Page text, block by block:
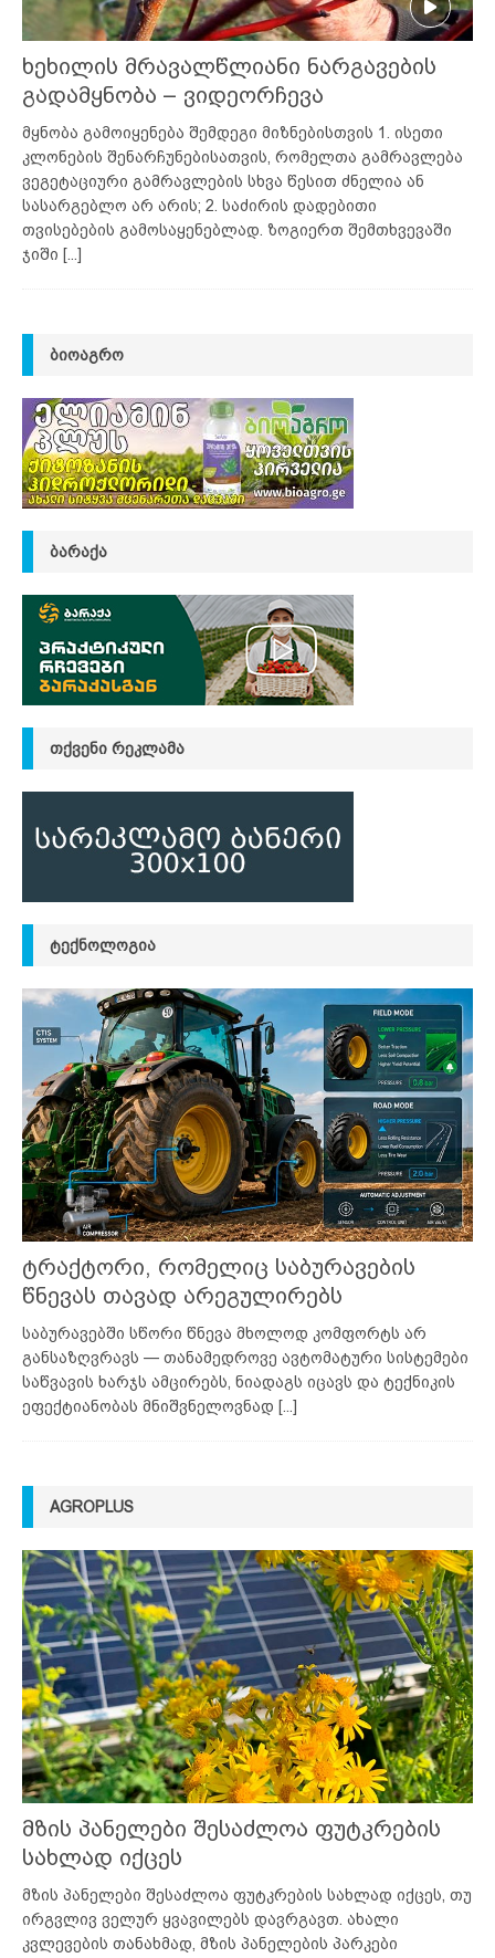
ხეხილის მრავალწლიანი ნარგავების
გადამყნობა – ვიდეორჩევა
მყნობა გამოიყენება შემდეგი მიზნებისთვის 1. ისეთი
კლონების შენარჩუნებისათვის, რომელთა გამრავლება
ვეგეტაციური გამრავლების სხვა წესით ძნელია ან
სასარგებლო არ არის; 2. საძირის დადებითი
თვისებების გამოსაყენებლად. ზოგიერთ შემთხვევაში
ჯიში [...]
ᲑᲘᲝᲐᲒᲠᲝ
ᲑᲐᲠᲐᲥᲐ
ᲗᲥᲕᲔᲜᲘ ᲠᲔᲙᲚᲐᲛᲐ
ᲢᲔᲥᲜᲝᲚᲝᲒᲘᲐ
ტრაქტორი, რომელიც საბურავების
წნევას თავად არეგულირებს
საბურავებში სწორი წნევა მხოლოდ კომფორტს არ
განსაზღვრავს — თანამედროვე ავტომატური სისტემები
საწვავის ხარჯს ამცირებს, ნიადაგს იცავს და ტექნიკის
ეფექტიანობას მნიშვნელოვნად [...]
AGROPLUS
მზის პანელები შესაძლოა ფუტკრების
სახლად იქცეს
მზის პანელები შესაძლოა ფუტკრების სახლად იქცეს, თუ
ირგვლივ ველურ ყვავილებს დავრგავთ. ახალი
კვლევების თანახმად, მზის პანელების პარკები